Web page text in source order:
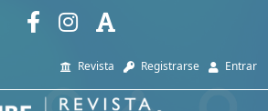
Revista Registrarse Entrar